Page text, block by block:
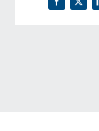
Facebook
X